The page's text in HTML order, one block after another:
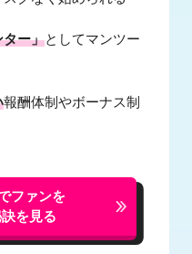
ター」としてマンツー
報酬体制やボーナス制
ファンを
を見る